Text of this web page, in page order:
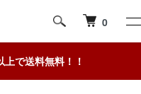
0
で送料無料！！